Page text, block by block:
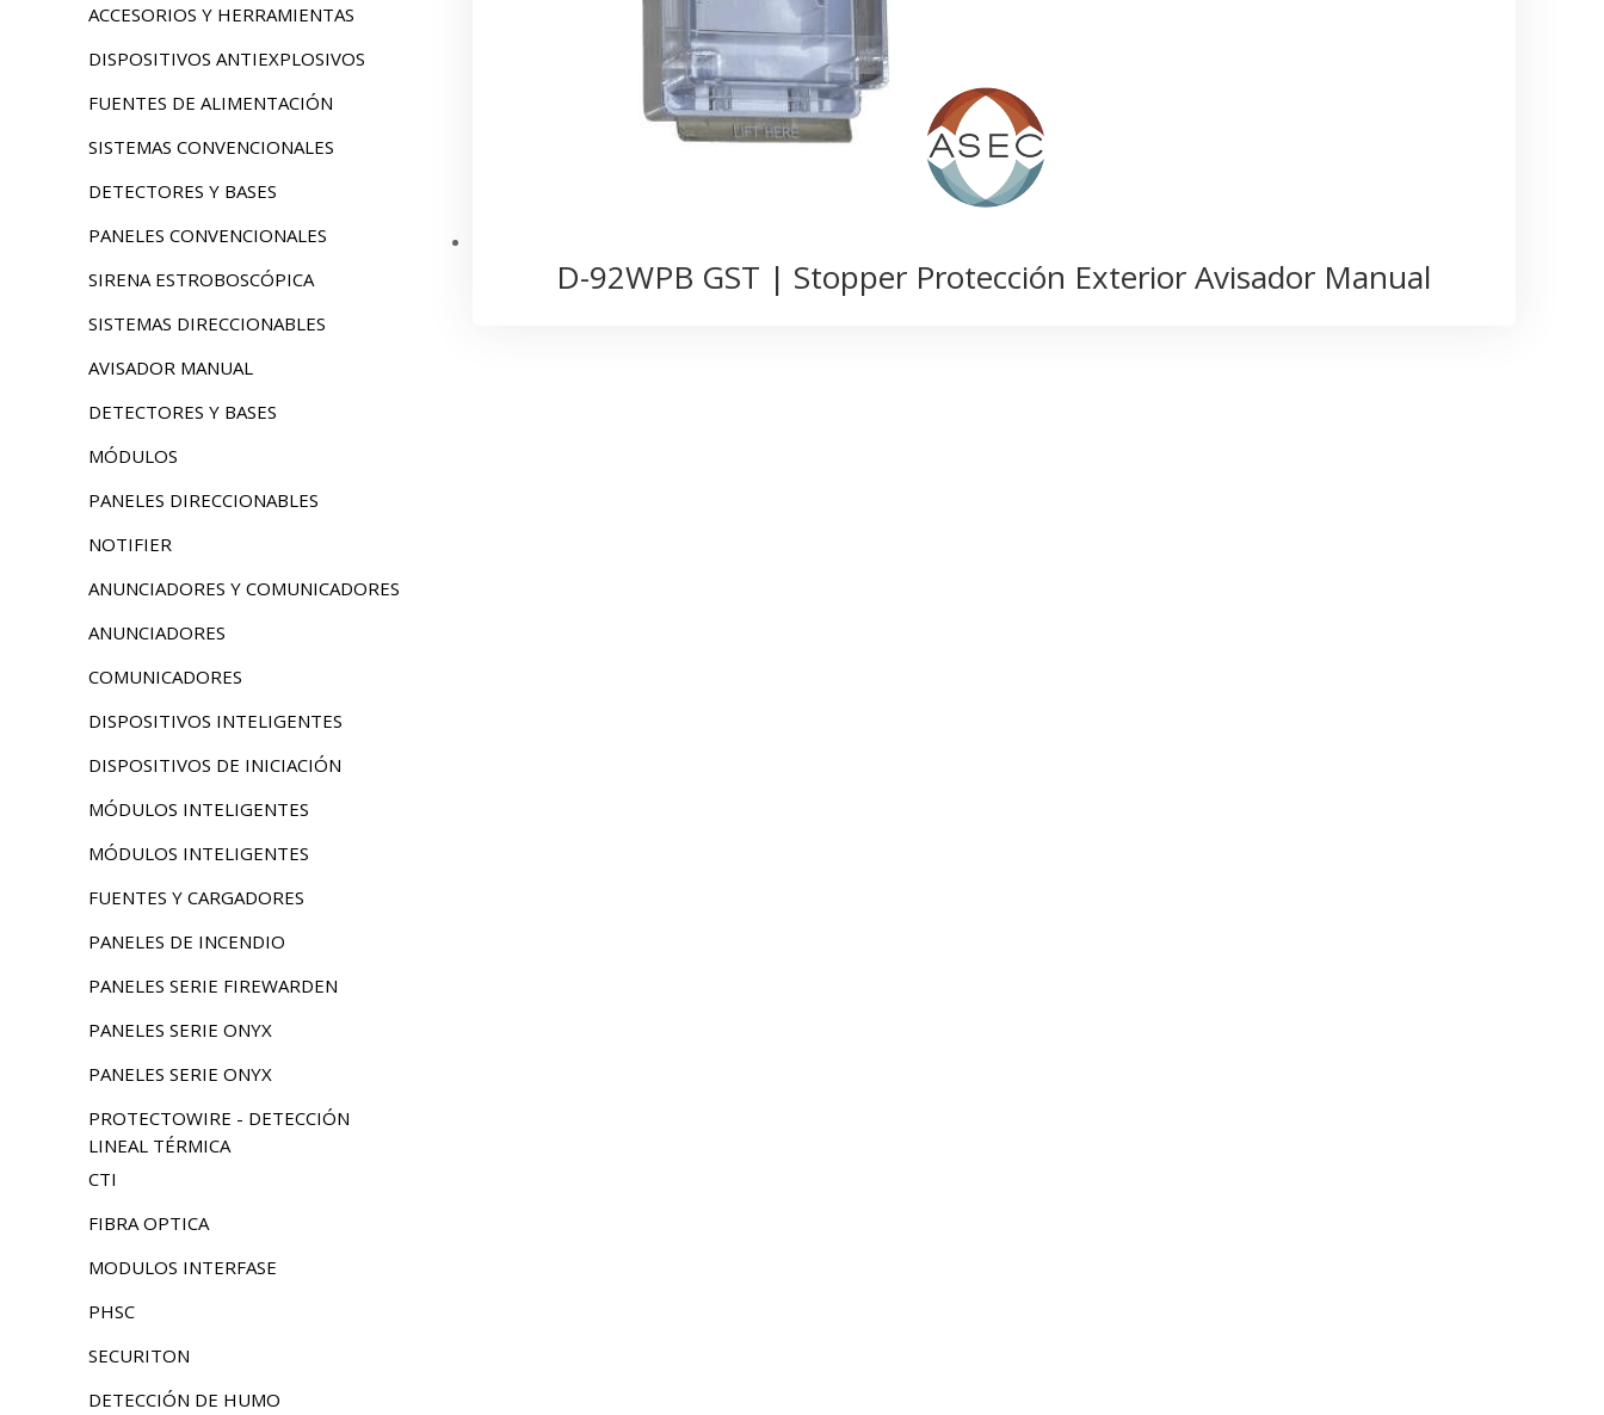
ACCESORIOS Y HERRAMIENTAS
DISPOSITIVOS ANTIEXPLOSIVOS
FUENTES DE ALIMENTACIÓN
SISTEMAS CONVENCIONALES
DETECTORES Y BASES
PANELES CONVENCIONALES
SIRENA ESTROBOSCÓPICA
SISTEMAS DIRECCIONABLES
AVISADOR MANUAL
DETECTORES Y BASES
MÓDULOS
PANELES DIRECCIONABLES
NOTIFIER
ANUNCIADORES Y COMUNICADORES
ANUNCIADORES
COMUNICADORES
DISPOSITIVOS INTELIGENTES
DISPOSITIVOS DE INICIACIÓN
MÓDULOS INTELIGENTES
MÓDULOS INTELIGENTES
FUENTES Y CARGADORES
PANELES DE INCENDIO
PANELES SERIE FIREWARDEN
PANELES SERIE ONYX
PANELES SERIE ONYX
PROTECTOWIRE - DETECCIÓN
LINEAL TÉRMICA
CTI
FIBRA OPTICA
MODULOS INTERFASE
PHSC
SECURITON
DETECCIÓN DE HUMO
D-92WPB GST | Stopper Protección Exterior Avisador Manual